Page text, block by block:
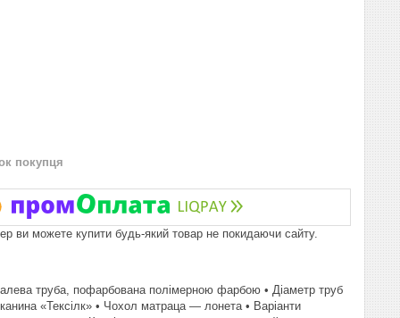
покупця
ви можете купити будь-який товар не покидаючи сайту.
труба, пофарбована полімерною фарбою • Діаметр труб
«Тексілк» • Чохол матраца — лонета • Варіанти